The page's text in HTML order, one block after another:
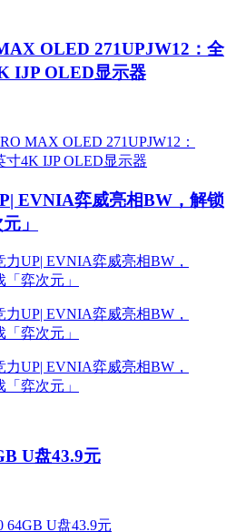
OLED 271UPJW12：全
IJP OLED显示器
EVNIA弈威亮相BW，解锁
」
U盘43.9元